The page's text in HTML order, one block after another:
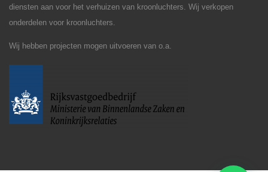
diensten aan voor het verhuizen van kroonluchters. Wij verkopen
onderdelen voor kroonluchters.
Wij hebben projecten mogen uitvoeren van o.a.